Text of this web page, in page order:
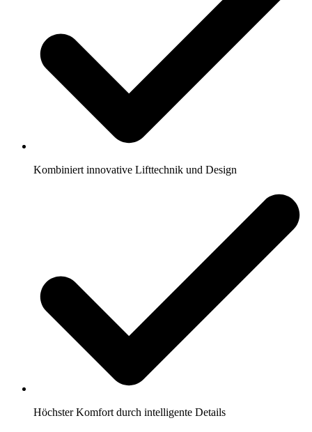
Kombiniert innovative Lifttechnik und Design
Höchster Komfort durch intelligente Details